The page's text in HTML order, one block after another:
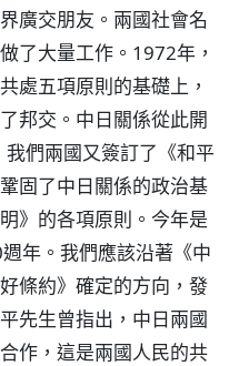
廣交朋友。兩國社會名
了大量工作。1972年，
處五項原則的基礎上，
邦交。中日關係從此開
們兩國又簽訂了《和平
固了中日關係的政治基
》的各項原則。今年是
年。我們應該沿著《中
條約》確定的方向，發
先生曾指出，中日兩國
作，這是兩國人民的共